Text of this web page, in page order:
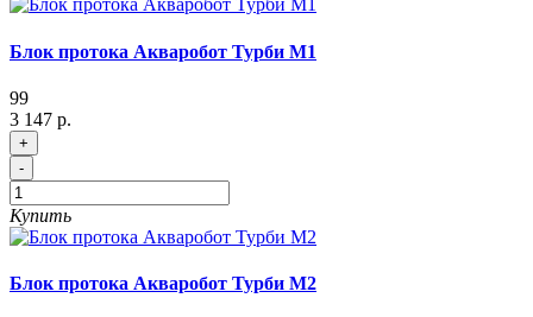
Блок протока Акваробот Турби М1
99
3 147 р.
+
-
Купить
Блок протока Акваробот Турби М2